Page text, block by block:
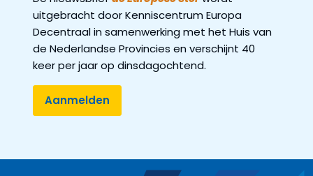
uitgebracht door Kenniscentrum Europa
Decentraal in samenwerking met het Huis van
de Nederlandse Provincies en verschijnt 40
keer per jaar op dinsdagochtend.